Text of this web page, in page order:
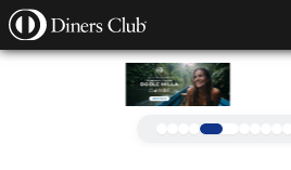
Pasar al contenido principal